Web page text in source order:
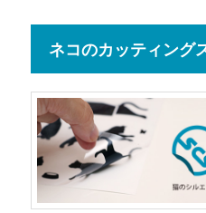
ネコのカッティング